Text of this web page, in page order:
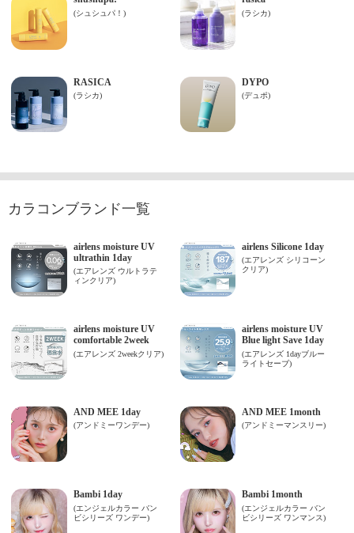
カラコンブランド一覧